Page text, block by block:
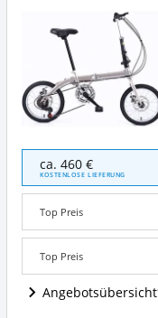
16
Zoll
Faltrad
Vorder-
und
Hinterrad
Carbon
Angebote:
Wo
ist
ca. 460 €
KOSTENLOSE LIEFERUNG
Top Preis
Top Preis
Angebotsübersicht